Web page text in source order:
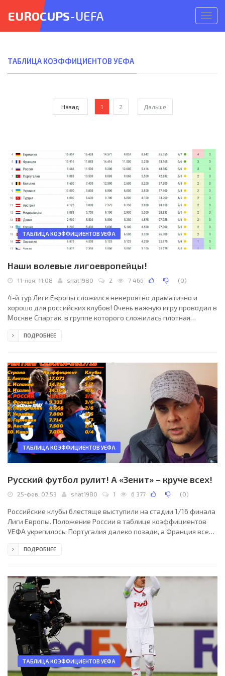
меню
EUROCUPS-UEFA
ТАБЛИЦА КОЭФФИЦИЕНТОВ УЕФА
Назад 1 2 Дальше
ТАБЛИЦА КОЭФФИЦИЕНТОВ УЕФА
Наши волевые лигоевропейцы!
11-ноя, 11:08 shat1980 2 7 466 (0)
4-й тур Лиги Европы сложился невероятно драматично и
хорошо для российских клубов! Очень важную игру проводил в
Москве Спартак, в группе которого сложилась плотная
намерением бороться и побеждать, что подтвердил уже на 5-
ничейный счет вновь продержался лишь 5 минут - шотландцы
вышли вперед во второй раз. Первый тайм подарил нам ещё
ПОДРОБНЕЕ
ТАБЛИЦА КОЭФФИЦИЕНТОВ УЕФА
Русский футбол рулит! А «Зенит» – круче всех!
25-фев, 07:53 shat1980 1 6 377 (0)
Российские клубы блестяще выступили на стадии 1/16 финала
Лиги Европы. Положение России в таблице коэффициентов
УЕФА укрепилось: Португалия далеко позади, а Франция все
рейтинговых интригах и называет самый успешный
ПОДРОБНЕЕ
ТАБЛИЦА КОЭФФИЦИЕНТОВ УЕФА